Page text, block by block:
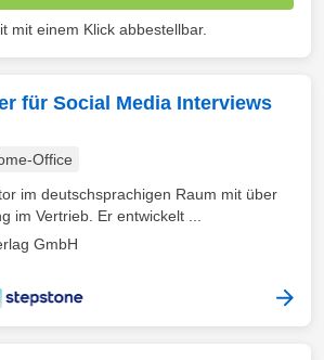
mit einem Klick abbestellbar.
für Social Media Interviews
Office
im deutschsprachigen Raum mit über
im Vertrieb. Er entwickelt ...
GmbH